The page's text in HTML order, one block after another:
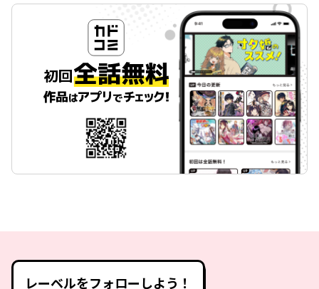
レーベルをフォローしよう！